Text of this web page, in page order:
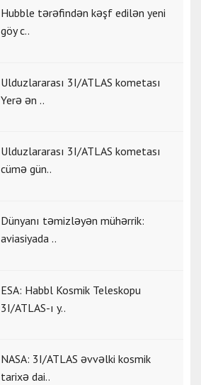
Hubble tərəfindən kəşf edilən yeni
göy c..
Ulduzlararası 3I/ATLAS kometası
Yerə ən ..
Ulduzlararası 3I/ATLAS kometası
cümə gün..
Dünyanı təmizləyən mühərrik:
aviasiyada ..
ESA: Habbl Kosmik Teleskopu
3I/ATLAS-ı y..
NASA: 3I/ATLAS əvvəlki kosmik
tarixə dai..